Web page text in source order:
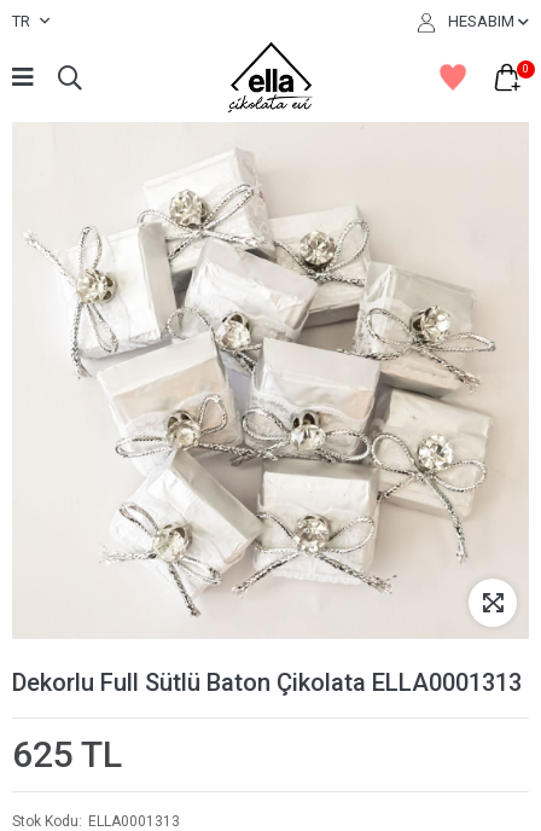
TR HESABIM
0
Dekorlu Full Sütlü Baton Çikolata ELLA0001313
625 TL
Stok Kodu
ELLA0001313